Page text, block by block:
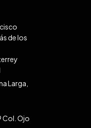
de los
Larga,
Col. Ojo